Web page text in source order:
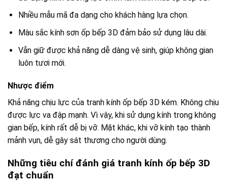
Nhiều mẫu mã đa dạng cho khách hàng lựa chọn.
Màu sắc kính sơn ốp bếp 3D đảm bảo sử dụng lâu dài.
Vẫn giữ được khả năng dễ dàng vệ sinh, giúp không gian
luôn tươi mới.
Nhược điểm
Khả năng chịu lực của tranh kính ốp bếp 3D kém. Không chịu
được lực va đập mạnh. Vì vậy, khi sử dụng kính trong không
gian bếp, kính rất dễ bị vỡ. Mặt khác, khi vỡ kính tạo thành
mảnh vụn, dễ gây sát thương cho người dùng.
Những tiêu chí đánh giá tranh kính ốp bếp 3D
đạt chuẩn